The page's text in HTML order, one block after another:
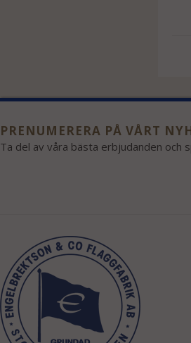
PRENUMERERA PÅ VÅRT
Ta del av våra bästa erbjudanden och